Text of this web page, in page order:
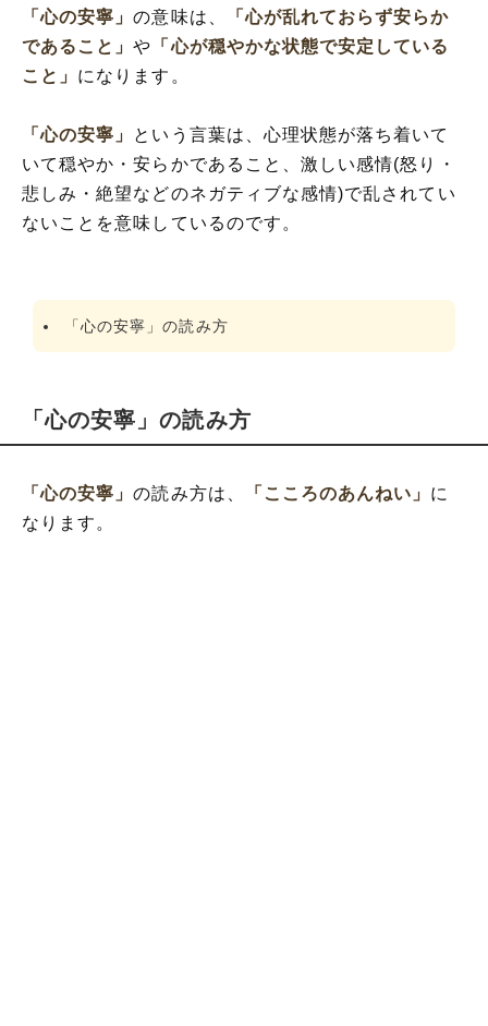
「安寧」と「安心」の違い
「心の安寧」の意味は、
「心が乱れておらず安らか
であること」や 「心が穏やかな状態で安定している
こと」 になります。
「心の安寧」 という言葉は、心理状態が落ち着いて
いて穏やか・安らかであること、激しい感情(怒り・
悲しみ・絶望などのネガティブな感情)で乱されてい
ないことを意味しているのです。
「心の安寧」の読み方
「心の安寧」の読み方
「心の安寧」の読み方は、 「こころのあんねい」 に
なります。